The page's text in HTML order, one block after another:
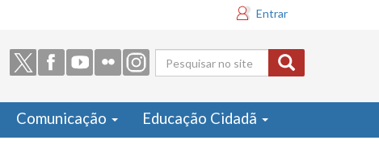
Entrar
Formulário
de busca
Comunicação Educação Cidadã